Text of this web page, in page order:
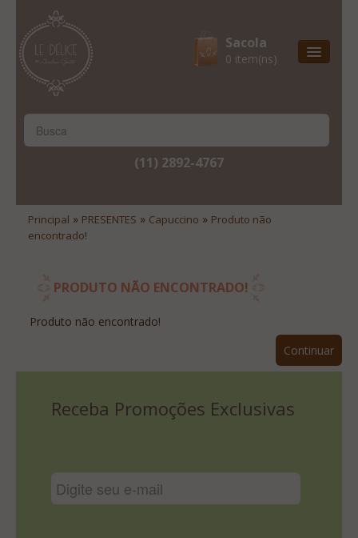
Sacola
0 item(ns)
Natal & 2017
Lista De Desejos
Minha Conta
(11) 2892-4767
Principal » PRESENTES » Capuccino » Produto não
encontrado!
PRODUTO NÃO ENCONTRADO!
Produto não encontrado!
Continuar
Receba Promoções Exclusivas